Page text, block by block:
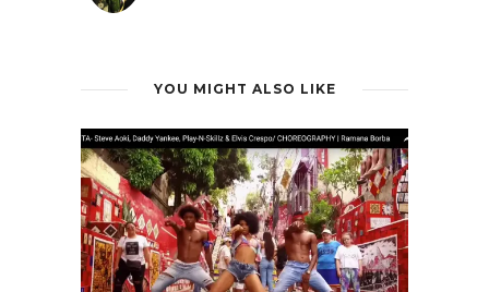
YOU MIGHT ALSO LIKE